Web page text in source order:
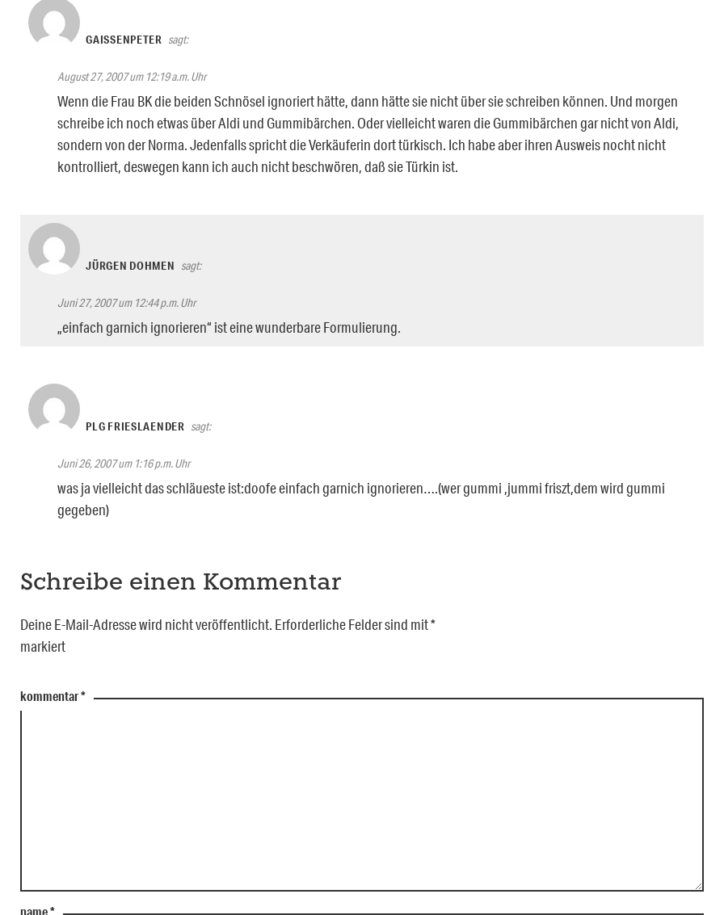
GAISSENPETER sagt:
August 27, 2007 um 12:19 a.m. Uhr
Wenn die Frau BK die beiden Schnösel ignoriert hätte, dann hätte sie nicht über sie schreiben können. Und morgen
schreibe ich noch etwas über Aldi und Gummibärchen. Oder vielleicht waren die Gummibärchen gar nicht von Aldi,
sondern von der Norma. Jedenfalls spricht die Verkäuferin dort türkisch. Ich habe aber ihren Ausweis nocht nicht
kontrolliert, deswegen kann ich auch nicht beschwören, daß sie Türkin ist.
JÜRGEN DOHMEN sagt:
Juni 27, 2007 um 12:44 p.m. Uhr
„einfach garnich ignorieren“ ist eine wunderbare Formulierung.
PLG FRIESLAENDER sagt:
Juni 26, 2007 um 1:16 p.m. Uhr
was ja vielleicht das schläueste ist:doofe einfach garnich ignorieren….(wer gummi ,jummi friszt,dem wird gummi
gegeben)
Schreibe einen Kommentar
Deine E-Mail-Adresse wird nicht veröffentlicht. Erforderliche Felder sind mit*
markiert
kommentar*
name*